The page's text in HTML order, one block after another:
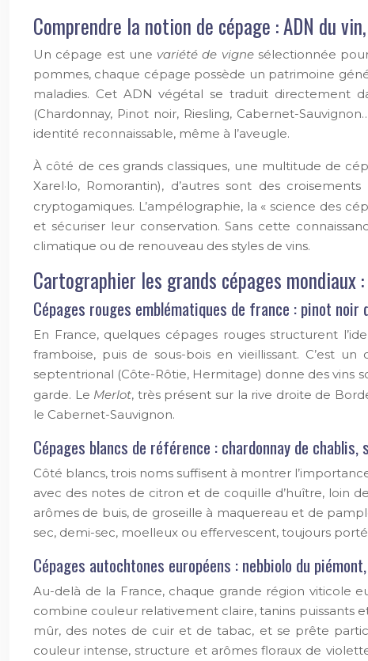
Comprendre la notion de cépage : ADN du
Un cépage est une variété de vignesélectionnée
pommes, chaque cépage possède un patrimoine
maladies. Cet ADN végétal se traduit directement
(Chardonnay, Pinot noir, Riesling, Cabernet-
identité reconnaissable, même à l’aveugle.
À côté de ces grands classiques, une multitude de
Xarel·lo, Romorantin), d’autres sont des
cryptogamiques. L’ampélographie, la « science des
et sécuriser leur conservation. Sans cette
climatique ou de renouveau des styles de vins.
Cartographier les grands cépages
Cépages rouges emblématiques de france : pinot
En France, quelques cépages rouges structurent
framboise, puis de sous-bois en vieillissant. C’est
septentrional (Côte-Rôtie, Hermitage) donne des vins
garde. Le Merlot, très présent sur la rive droite de
le Cabernet-Sauvignon.
Cépages blancs de référence : chardonnay de
Côté blancs, trois noms suffisent à montrer
avec des notes de citron et de coquille d’huître, loin
arômes de buis, de groseille à maquereau et de
sec, demi-sec, moelleux ou effervescent, toujours
Cépages autochtones européens : nebbiolo du
Au-delà de la France, chaque grande région viticole
combine couleur relativement claire, tanins puissants
mûr, des notes de cuir et de tabac, et se prête
couleur intense, structure et arômes floraux de